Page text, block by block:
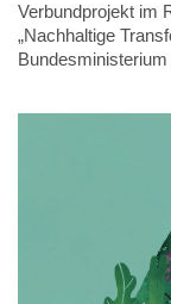
Verbundprojekt im
„Nachhaltige